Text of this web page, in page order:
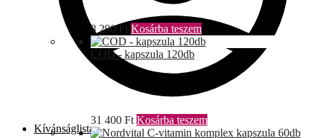
Kívánságlista
8 290Ft Kosárba teszem
COD - kapszula 120db
31 400 Ft Kosárba teszem